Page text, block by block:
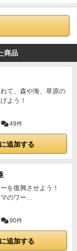
色のもの・アイ
が獲得
わりに、何周でも繰
物品が尽きた。
今日のおじさん」ブ
以上、画像豊富な
ぶっちゃけ、BGGの
たら終わりなので、
なさを正直感じた。
のもちょっと寂し
に置くかで引く枚
めちゃくちゃ有利
インで、自分で勝
出し連打したりす
いみたいなのが、ち
に置いた場所によっ
ごい。
」が好きなので、
ード置いたときに
できるっていうの
のゲームにはそれ
いが、そんなに読み
だった。
商品
て、森や海、草原の
よう！
49件
追加する
を復興させよう！
のワー...
90件
追加する